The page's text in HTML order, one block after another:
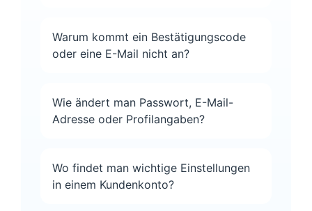
Warum kommt ein Bestätigungscode
oder eine E-Mail nicht an?
Wie ändert man Passwort, E-Mail-
Adresse oder Profilangaben?
Wo findet man wichtige Einstellungen
in einem Kundenkonto?